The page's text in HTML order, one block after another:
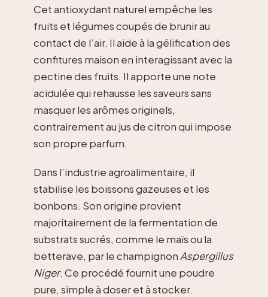
Cet antioxydant naturel empêche les
fruits et légumes coupés de brunir au
contact de l’air. Il aide à la gélification des
confitures maison en interagissant avec la
pectine des fruits. Il apporte une note
acidulée qui rehausse les saveurs sans
masquer les arômes originels,
contrairement au jus de citron qui impose
son propre parfum.
Dans l’industrie agroalimentaire, il
stabilise les boissons gazeuses et les
bonbons. Son origine provient
majoritairement de la fermentation de
substrats sucrés, comme le maïs ou la
betterave, par le champignon Aspergillus
Niger. Ce procédé fournit une poudre
pure, simple à doser et à stocker.